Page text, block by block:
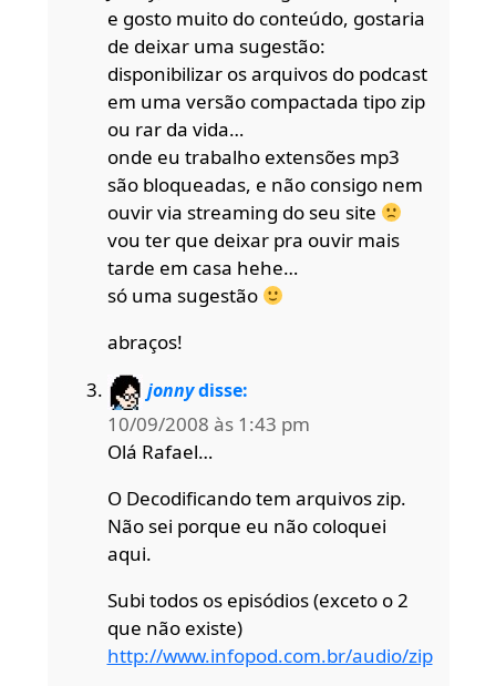
e gosto muito do conteúdo, gostaria
de deixar uma sugestão:
disponibilizar os arquivos do podcast
em uma versão compactada tipo zip
ou rar da vida…
onde eu trabalho extensões mp3
são bloqueadas, e não consigo nem
ouvir via streaming do seu site
vou ter que deixar pra ouvir mais
tarde em casa hehe…
só uma sugestão
abraços!
jonny disse:
10/09/2008 às 1:43 pm
Olá Rafael…
O Decodificando tem arquivos zip.
Não sei porque eu não coloquei
aqui.
Subi todos os episódios (exceto o 2
que não existe)
http://www.infopod.com.br/audio/zip